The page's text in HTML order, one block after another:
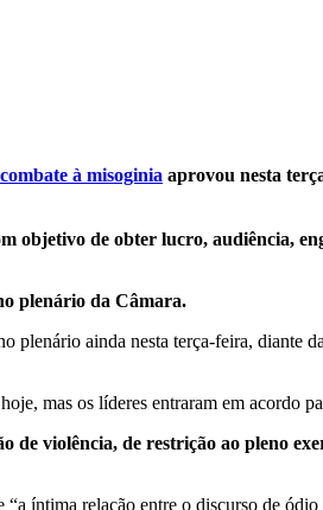
à misoginia aprovou nesta
objetivo de obter lucro, audiência,
plenário da Câmara.
plenário ainda nesta terça-feira, diante da
mas os líderes entraram em acordo
de violência, de restrição ao pleno
íntima relação entre o discurso de